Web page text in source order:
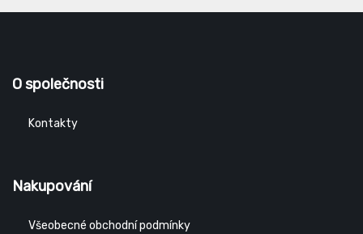
O společnosti
Kontakty
Nakupování
Všeobecné obchodní podmínky